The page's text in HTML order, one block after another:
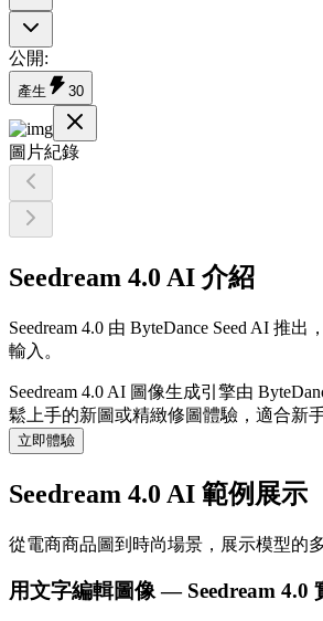
公開:
產生 30
圖片紀錄
Seedream 4.0 AI 介紹
Seedream 4.0 由 ByteDance Seed AI
輸入。
Seedream 4.0 AI 圖像生成引擎由
鬆上手的新圖或精緻修圖體驗，適合新
立即體驗
Seedream 4.0 AI 範例展示
從電商商品圖到時尚場景，展示模型的
用文字編輯圖像 — Seedream 4.0